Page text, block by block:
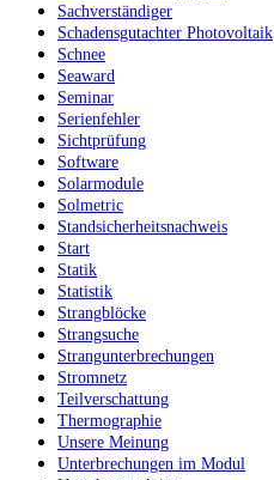
Sachverständiger
Schadensgutachter Photovoltaik
Schnee
Seaward
Seminar
Serienfehler
Sichtprüfung
Software
Solarmodule
Solmetric
Standsicherheitsnachweis
Start
Statik
Statistik
Strangblöcke
Strangsuche
Strangunterbrechungen
Stromnetz
Teilverschattung
Thermographie
Unsere Meinung
Unterbrechungen im Modul